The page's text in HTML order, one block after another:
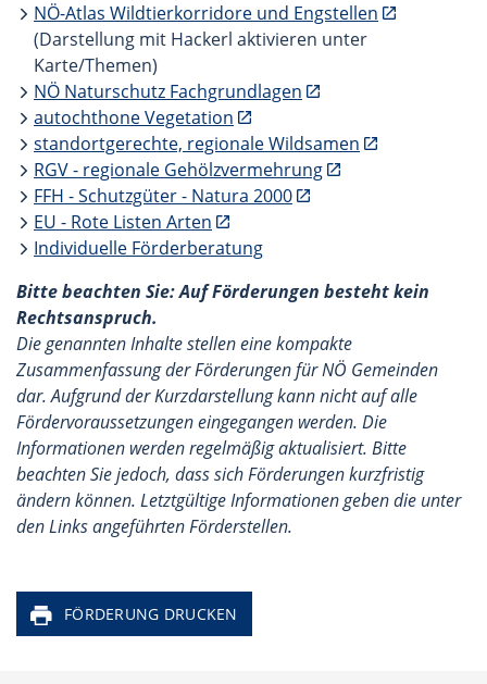
NÖ-Atlas Wildtierkorridore und Engstellen
(Darstellung mit Hackerl aktivieren unter
Karte/Themen)
NÖ Naturschutz Fachgrundlagen
autochthone Vegetation
standortgerechte, regionale Wildsamen
RGV - regionale Gehölzvermehrung
FFH - Schutzgüter - Natura 2000
EU - Rote Listen Arten
Individuelle Förderberatung
Bitte beachten Sie: Auf Förderungen besteht kein
Rechtsanspruch.
Die genannten Inhalte stellen eine kompakte
Zusammenfassung der Förderungen für NÖ Gemeinden
dar. Aufgrund der Kurzdarstellung kann nicht auf alle
Fördervoraussetzungen eingegangen werden. Die
Informationen werden regelmäßig aktualisiert. Bitte
beachten Sie jedoch, dass sich Förderungen kurzfristig
ändern können. Letztgültige Informationen geben die unter
den Links angeführten Förderstellen.
FÖRDERUNG DRUCKEN